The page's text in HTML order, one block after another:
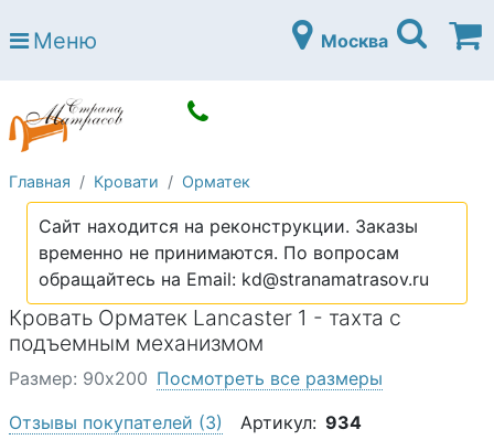
Страна матрасов
Open submenu (Матрасы)
Open submenu (Кровати)
Кровати
Open submenu (Аксессуары)
Open submenu (Диваны)
Диваны
Open submenu (Постельное белье)
Постельное белье
Open submenu (Мебель)
Мебель
Open submenu (Основания)
Основания
Детские матрасы
Детские кровати
Меню Москва
Главная Кровати Орматек
Сайт находится на реконструкции. Заказы
временно не принимаются. По вопросам
обращайтесь на Email: kd@stranamatrasov.ru
Кровать Орматек Lancaster 1 - тахта с
подъемным механизмом
Размер: 90х200 Посмотреть все размеры
Отзывы покупателей (3) Артикул: 934